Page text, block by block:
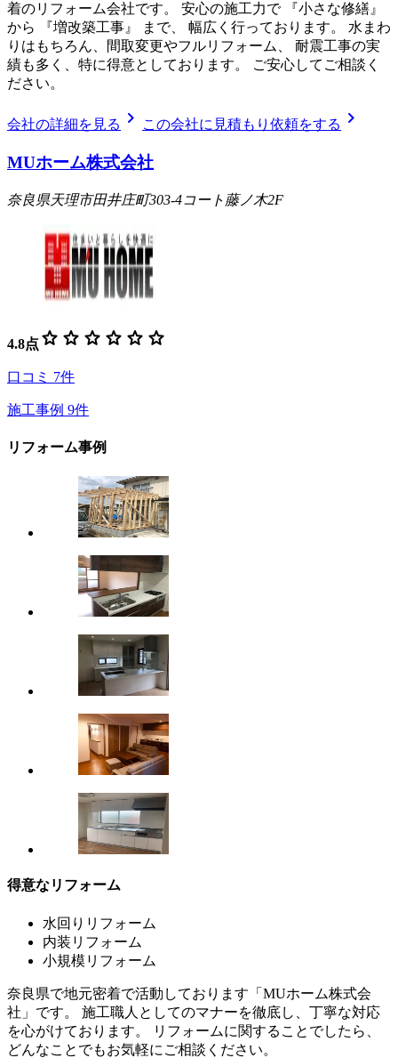
着のリフォーム会社です。 安心の施工力で 『小さな修繕』
から 『増改築工事』 まで、 幅広く行っております。 水まわ
りはもちろん、間取変更やフルリフォーム、 耐震工事の実
績も多く、特に得意としております。 ご安心してご相談く
ださい。
会社の詳細を見る chevron_right この会社に見積もり依頼をする chevron_right
MUホーム株式会社
奈良県天理市田井庄町303-4コート藤ノ木2F
4.8点 star star star star star star
口コミ 7件
施工事例 9件
リフォーム事例
得意なリフォーム
水回りリフォーム
内装リフォーム
小規模リフォーム
奈良県で地元密着で活動しております「MUホーム株式会
社」です。 施工職人としてのマナーを徹底し、丁寧な対応
を心がけております。 リフォームに関することでしたら、
どんなことでもお気軽にご相談ください。